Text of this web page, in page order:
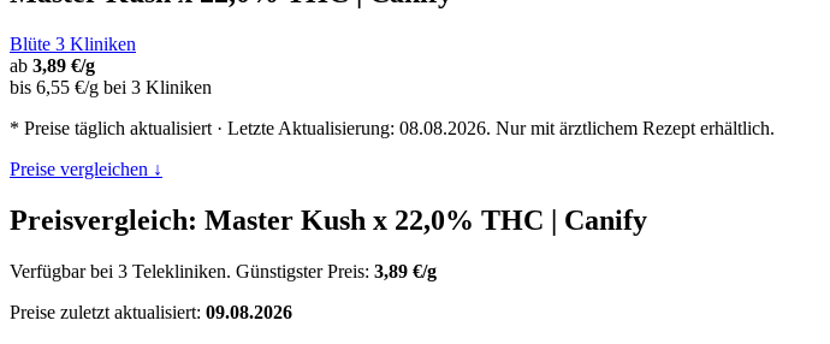
Blüte 3 Kliniken
ab 3,89 €/g
bis 6,55 €/g bei 3 Kliniken
* Preise täglich aktualisiert · Letzte Aktualisierung: 08.08.2026. Nur mit ärztlichem Rezept erhältlich.
Preise vergleichen ↓
Preisvergleich: Master Kush x 22,0% THC | Canify
Verfügbar bei 3 Telekliniken. Günstigster Preis: 3,89 €/g
Preise zuletzt aktualisiert: 09.08.2026